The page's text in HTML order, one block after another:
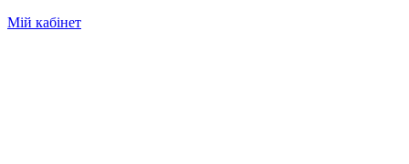
Мій кабінет